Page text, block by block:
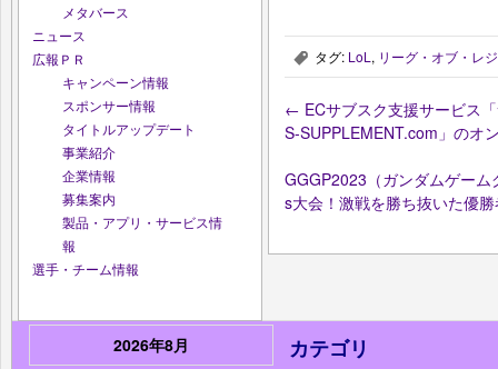
メタバース
ニュース
広報ＰＲ
キャンペーン情報
スポンサー情報
タイトルアップデート
事業紹介
企業情報
募集案内
製品・アプリ・サービス情
報
選手・チーム情報
, タグ: LoL , リーグ・オブ・レ
← ECサブスク支援サービス
S-SUPPLEMENT.com」のオ
GGGP2023（ガンダムゲー
s大会！激戦を勝ち抜いた優
2026年8月
カテゴリ